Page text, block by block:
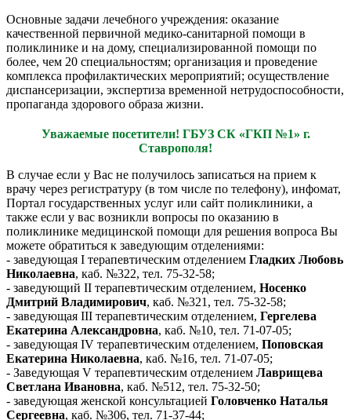
Основные задачи лечебного учреждения: оказание
качественной первичной медико-санитарной помощи в
поликлинике и на дому, специализированной помощи по
более, чем 20 специальностям; организация и проведение
комплекса профилактических мероприятий; осуществление
диспансеризации, экспертиза временной нетрудоспособности,
пропаганда здорового образа жизни.
Уважаемые посетители! ГБУЗ СК «ГКП №1» г.
Ставрополя!
В случае если у Вас не получилось записаться на прием к
врачу через регистратуру (в том числе по телефону), инфомат,
Портал государственных услуг или сайт поликлиники, а
также если у вас возникли вопросы по оказанию в
поликлинике медицинской помощи для решения вопроса Вы
можете обратиться к заведующим отделениями:
- заведующая I терапевтическим отделением Гладких Любовь
Николаевна, каб. №322, тел. 75-32-58;
- заведующий II терапевтическим отделением, Носенко
Дмитрий Владимирович, каб. №321, тел. 75-32-58;
- заведующая III терапевтическим отделением, Гергелева
Екатерина Александровна, каб. №10, тел. 71-07-05;
- заведующая IV терапевтическим отделением, Поповская
Екатерина Николаевна, каб. №16, тел. 71-07-05;
- Заведующая V терапевтическим отделением Лаврищева
Светлана Ивановна, каб. №512, тел. 75-32-50;
- заведующая женской консультацией Головченко Наталья
Сергеевна, каб. №306, тел. 71-37-44;